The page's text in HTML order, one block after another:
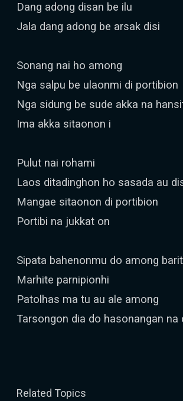
Dang adong disan be ilu
Jala dang adong be arsak disi
Sonang nai ho among
Nga salpu be ulaonmi di portibion
Nga sidung be sude akka na
Ima akka sitaonon i
Pulut nai rohami
Laos ditadinghon ho sasada au
Mangae sitaonon di portibion
Portibi na jukkat on
Sipata bahenonmu do among
Marhite parnipionhi
Patolhas ma tu au ale among
Tarsongon dia do hasonangan na
Related Topics